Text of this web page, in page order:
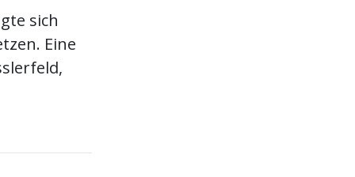
sich
Eine